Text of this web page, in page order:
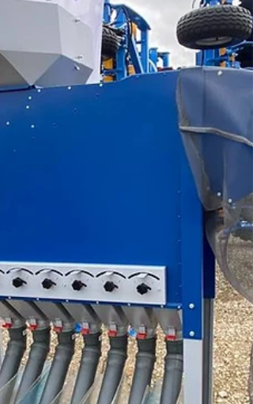
testen. Seinen Angaben zufolge zeigte das
Gerät sofort eine hohe Reinigungsleistung
dank des durchdachten Aspirationssystems,
das leichte Verunreinigungen sowohl am
Einlauf als auch am Auslauf effektiv entfernt.
Dadurch wird bereits nach einem
ein deutlich saubereres Endprodukt erzielt.